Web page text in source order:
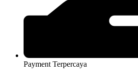
Payment Terpercaya